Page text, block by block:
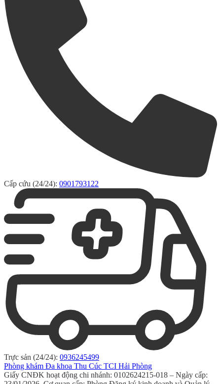
Cấp cứu (24/24): 0901793122
Trực sản (24/24): 0936245499
Phòng khám Đa khoa Thu Cúc TCI Hải Phòng
Giấy CNĐK hoạt động chi nhánh: 0102624215-018 – Ngày cấp: